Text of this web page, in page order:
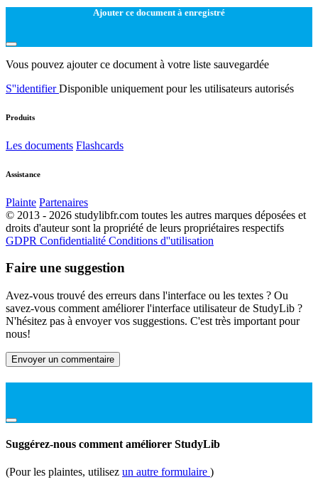
Ajouter ce document à enregistré
Vous pouvez ajouter ce document à votre liste sauvegardée
S''identifierDisponible uniquement pour les utilisateurs autorisés
Produits
Les documents Flashcards
Assistance
Plainte Partenaires
© 2013 - 2026 studylibfr.com toutes les autres marques déposées et
droits d'auteur sont la propriété de leurs propriétaires respectifs
GDPR Confidentialité Conditions d''utilisation
Faire une suggestion
Avez-vous trouvé des erreurs dans l'interface ou les textes ? Ou
savez-vous comment améliorer l'interface utilisateur de StudyLib ?
N'hésitez pas à envoyer vos suggestions. C'est très important pour
nous!
Envoyer un commentaire
Suggérez-nous comment améliorer StudyLib
(Pour les plaintes, utilisez un autre formulaire )